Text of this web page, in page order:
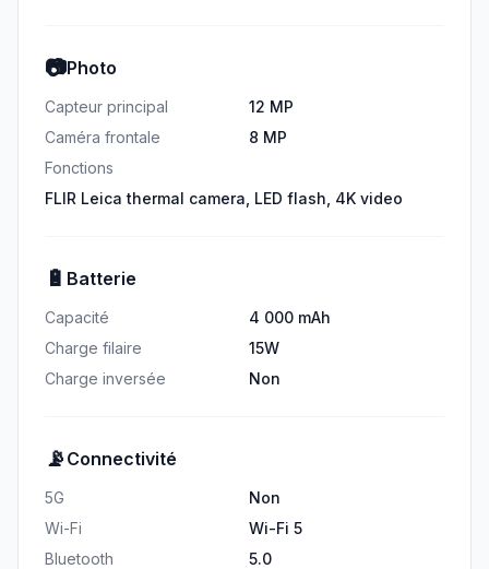
📷Photo
Capteur principal
12 MP
Caméra frontale
8 MP
Fonctions
FLIR Leica thermal camera, LED flash, 4K video
🔋 Batterie
Capacité
4 000 mAh
Charge filaire
15W
Charge inversée
Non
📡 Connectivité
5G
Non
Wi-Fi
Wi-Fi 5
Bluetooth
5.0